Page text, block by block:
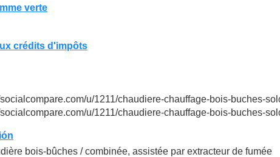
verte
crédits d'impôts
socialcompare.com/u/1211/chaudiere-chauffage-bois-buches-
socialcompare.com/u/1211/chaudiere-chauffage-bois-buches-
bois-bûches / combinée, assistée par extracteur de fumée